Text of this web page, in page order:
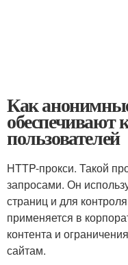
Как
обеспечивают
пользователей
HTTP-прокси. Такой
запросами. Он
страниц и для
применяется в
контента и
сайтам.